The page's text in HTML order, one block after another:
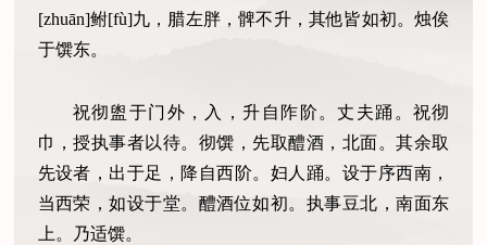
[zhuān]鲋[fù]九，腊左胖，髀不升，其他皆如初。烛俟
于馔东。
祝彻盥于门外，入，升自阼阶。丈夫踊。祝彻
巾，授执事者以待。彻馔，先取醴酒，北面。其余取
先设者，出于足，降自西阶。妇人踊。设于序西南，
当西荣，如设于堂。醴酒位如初。执事豆北，南面东
上。乃适馔。